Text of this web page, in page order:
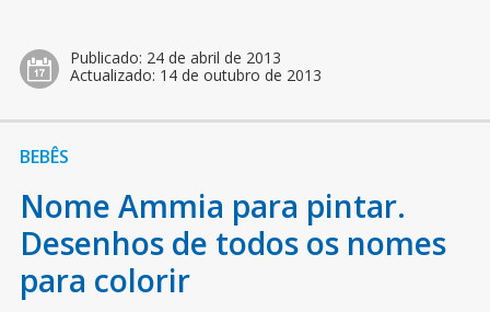
Publicado: 24 de abril de 2013
Actualizado: 14 de outubro de 2013
BEBÊS
Nome Ammia para pintar.
Desenhos de todos os nomes
para colorir